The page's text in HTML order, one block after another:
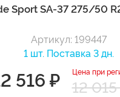
Sport SA-37 275/50
Артикул: 199447
1 шт. Поставка 3 дн.
516 ₽ Цена при
12